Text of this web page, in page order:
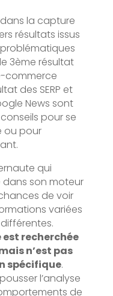
la capture
résultats issus
problématiques
3ème résultat
commerce
des SERP et
News sont
pour se
ou pour
qui
son moteur
de voir
variées
recherchée
n’est pas
spécifique.
l’analyse
de